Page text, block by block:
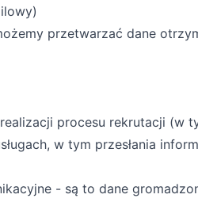
przetwarzać dane
procesu rekrutacji (w
w tym przesłania
- są to dane